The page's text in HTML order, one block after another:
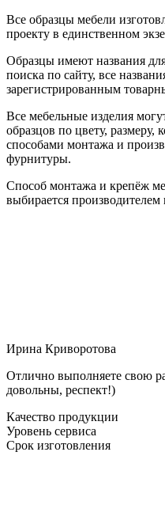
Все образцы мебели
проекту в единственном
Образцы имеют названия
поиска по сайту, все
зарегистрированным
Все мебельные изделия
образцов по цвету, размеру,
способами монтажа и
фурнитуры.
Способ монтажа и крепёж
выбирается
Ирина Криворотова
Отлично выполняете свою
довольны, респект!)
Качество продукции
Уровень сервиса
Срок изготовления